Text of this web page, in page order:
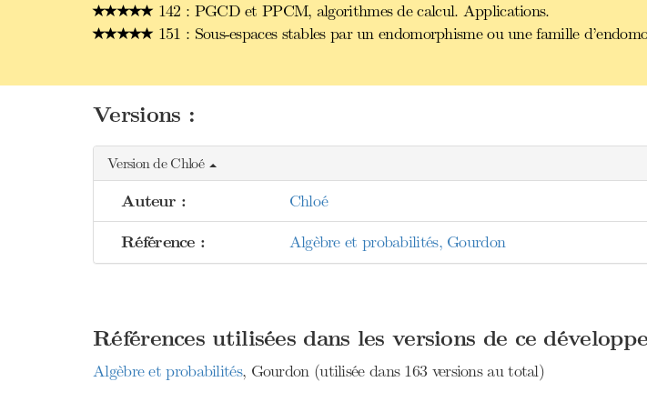
142 : PGCD et PPCM, algorithmes de calcul. Applications.
151 : Sous-espaces stables par un endomorphisme ou une famille
Versions :
Version de Chloé
Auteur : Chloé
Référence : Algèbre et probabilités, Gourdon
Références utilisées dans les versions de ce
Algèbre et probabilités, Gourdon (utilisée dans 163 versions au total)